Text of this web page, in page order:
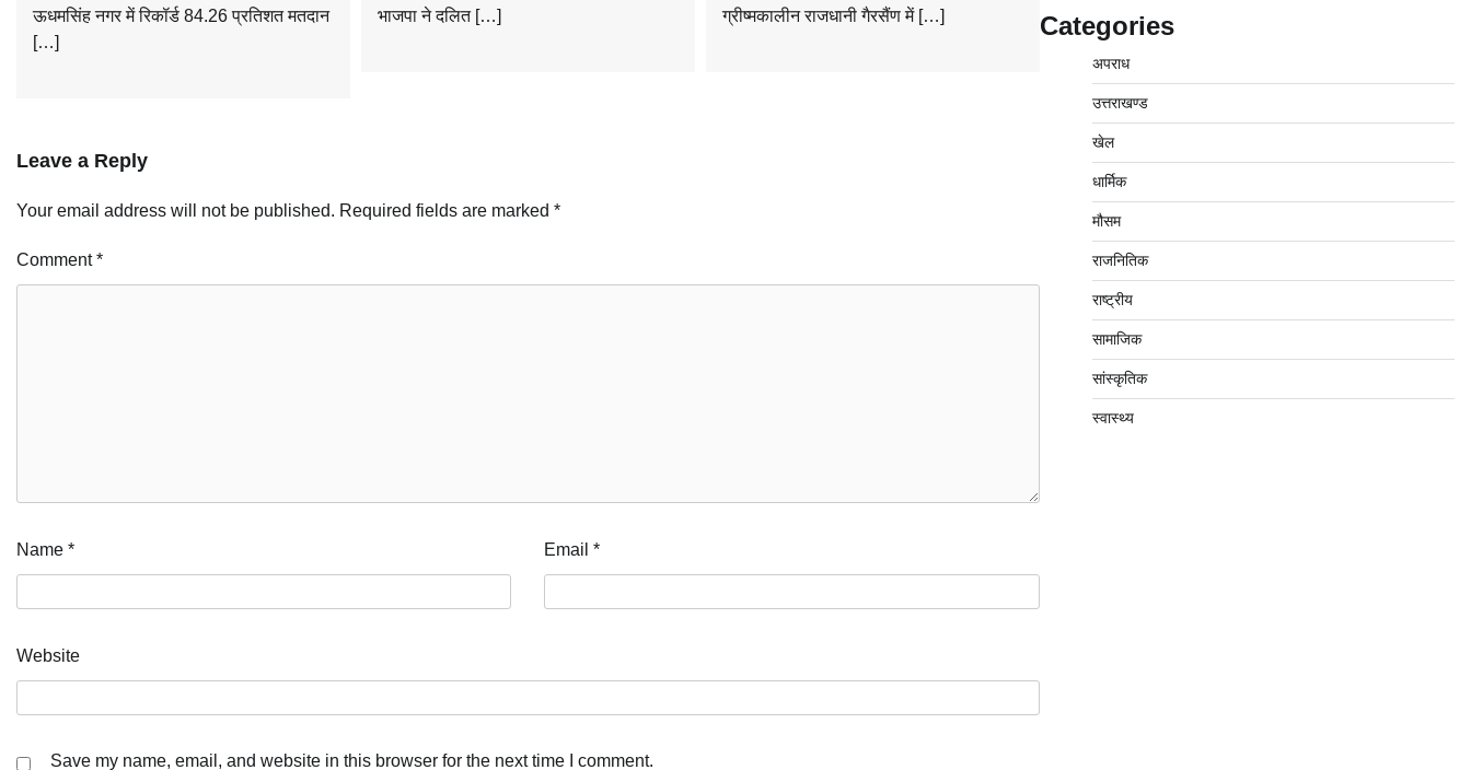
ऊधमसिंह नगर में रिकॉर्ड 84.26 प्रतिशत मतदान
[…]
भाजपा ने दलित […]
ग्रीष्मकालीन राजधानी गैरसैंण में […]
Leave a Reply
Your email address will not be published. Required fields are marked *
Comment*
Name * Email*
Website
Save my name, email, and website in this browser for the next time I comment.
Categories
अपराध
उत्तराखण्ड
खेल
धार्मिक
मौसम
राजनितिक
राष्ट्रीय
सामाजिक
सांस्कृतिक
स्वास्थ्य